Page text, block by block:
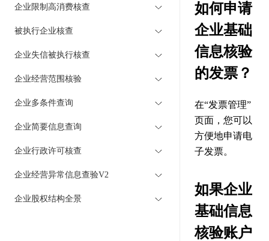
企业限制高消费核查
被执行企业核查
企业失信被执行核查
企业经营范围核验
企业多条件查询
企业简要信息查询
企业行政许可核查
企业经营异常信息查验V2
企业股权结构全景
如何申请
企业基础
信息核验
的发票？
在“发票管理”
页面，您可以
方便地申请电
子发票。
如果企业
基础信息
核验账户